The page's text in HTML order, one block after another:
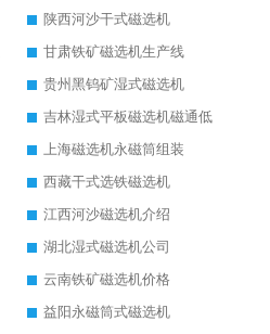
陕西河沙干式磁选机
甘肃铁矿磁选机生产线
贵州黑钨矿湿式磁选机
吉林湿式平板磁选机磁通低
上海磁选机永磁筒组装
西藏干式选铁磁选机
江西河沙磁选机介绍
湖北湿式磁选机公司
云南铁矿磁选机价格
益阳永磁筒式磁选机